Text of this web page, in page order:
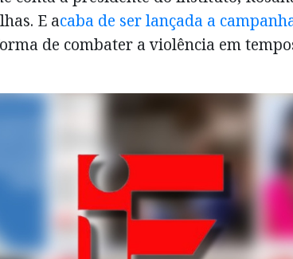
E acaba de ser lançada a
de combater a violência em